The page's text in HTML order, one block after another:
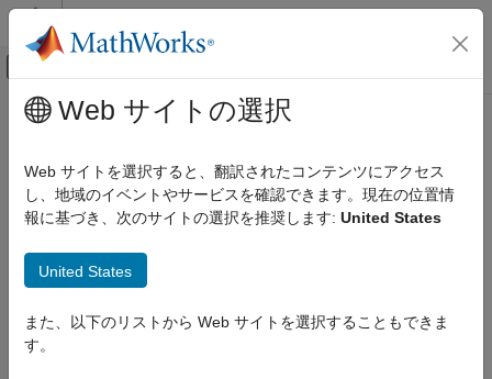
コンテンツへスキップ
オフキャンバス ナビゲーション メ
ドキュメンテーションのホーム
FPGA、ASIC、および SoC 開発
Fixed-Point Designer
浮動小数点の指定とシミュレーション
pow10
メインコンテンツ
pow10
基数 10 べき乗と半精度数のスケーリング
構文
説明
Web サイトの選択
Web サイトを選択すると、翻訳されたコンテンツにアクセス
し、地域のイベントやサービスを確認できます。現在の位置情
報に基づき、次のサイトの選択を推奨します: United States
United States
また、以下のリストから Web サイトを選択することもできま
す。